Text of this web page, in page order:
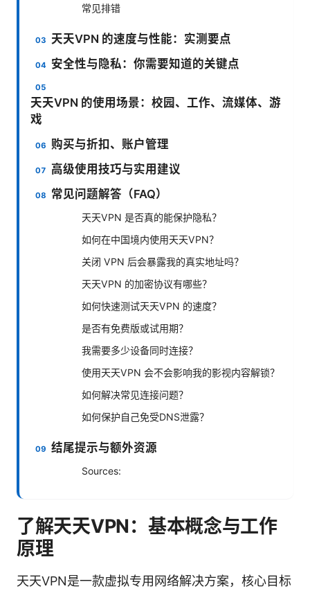
常见排错
天天VPN 的速度与性能：实测要点
安全性与隐私：你需要知道的关键点
天天VPN 的使用场景：校园、工作、流媒体、游
戏
购买与折扣、账户管理
高级使用技巧与实用建议
常见问题解答（FAQ）
天天VPN 是否真的能保护隐私？
如何在中国境内使用天天VPN？
关闭 VPN 后会暴露我的真实地址吗？
天天VPN 的加密协议有哪些？
如何快速测试天天VPN 的速度？
是否有免费版或试用期？
我需要多少设备同时连接？
使用天天VPN 会不会影响我的影视内容解锁？
如何解决常见连接问题？
如何保护自己免受DNS泄露？
结尾提示与额外资源
Sources:
了解天天VPN：基本概念与工作
原理
天天VPN是一款虚拟专用网络解决方案，核心目标